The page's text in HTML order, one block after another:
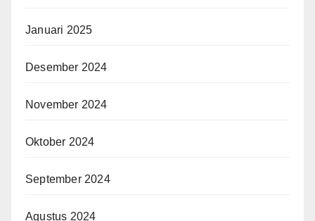
Januari 2025
Desember 2024
November 2024
Oktober 2024
September 2024
Agustus 2024